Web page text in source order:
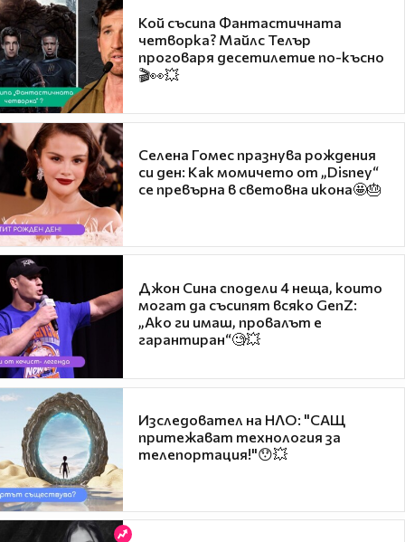
Кой съсипа Фантастичната
четворка? Майлс Телър
проговаря десетилетие по-късно
🎬👀💥
Селена Гомес празнува рождения
си ден: Как момичето от „Disney“
се превърна в световна икона🤩🎂
Джон Сина сподели 4 неща, които
могат да съсипят всяко GenZ:
„Ако ги имаш, провалът е
гарантиран“🧐💥
Изследовател на НЛО: "САЩ
притежават технология за
телепортация!"😯💥